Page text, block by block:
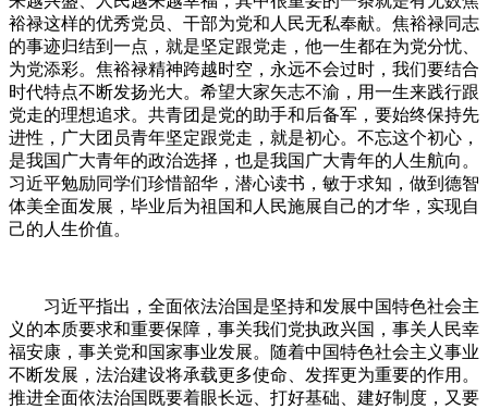
裕禄这样的优秀党员、干部为党和人民无私奉献。焦裕禄同志
的事迹归结到一点，就是坚定跟党走，他一生都在为党分忧、
为党添彩。焦裕禄精神跨越时空，永远不会过时，我们要结合
时代特点不断发扬光大。希望大家矢志不渝，用一生来践行跟
党走的理想追求。共青团是党的助手和后备军，要始终保持先
进性，广大团员青年坚定跟党走，就是初心。不忘这个初心，
是我国广大青年的政治选择，也是我国广大青年的人生航向。
习近平勉励同学们珍惜韶华，潜心读书，敏于求知，做到德智
体美全面发展，毕业后为祖国和人民施展自己的才华，实现自
己的人生价值。
习近平指出，全面依法治国是坚持和发展中国特色社会主
义的本质要求和重要保障，事关我们党执政兴国，事关人民幸
福安康，事关党和国家事业发展。随着中国特色社会主义事业
不断发展，法治建设将承载更多使命、发挥更为重要的作用。
推进全面依法治国既要着眼长远、打好基础、建好制度，又要